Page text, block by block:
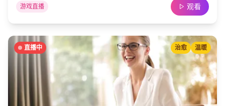
游戏直播 观看
直播中 治愈 温暖